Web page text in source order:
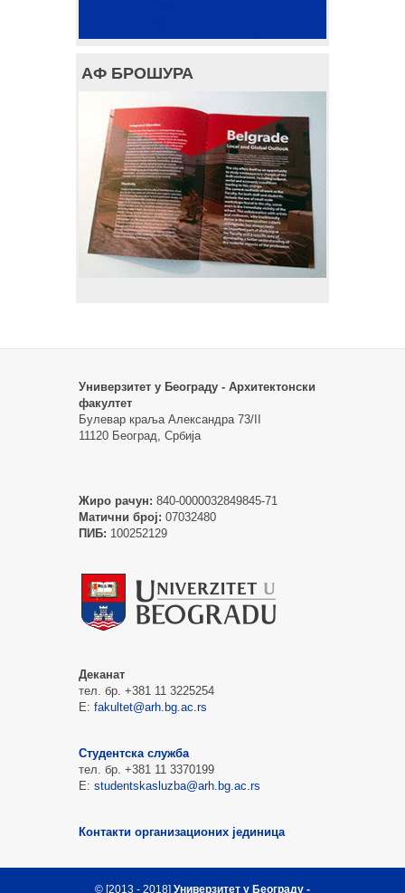
АФ БРОШУРА
Универзитет у Београду - Архитектонски
факултет
Булевар краља Александра 73/II
11120 Београд, Србија
Жиро рачун: 840-0000032849845-71
Матични број: 07032480
ПИБ: 100252129
Деканат
тел. бр. +381 11 3225254
Е: fakultet@arh.bg.ac.rs
Студентска служба
тел. бр. +381 11 3370199
Е: studentskasluzba@arh.bg.ac.rs
Контакти организационих јединица
© [2013 - 2018] Универзитет у Београду -